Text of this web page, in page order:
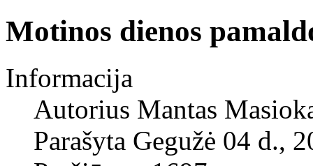
Motinos dienos
Informacija
Autorius Mantas
Parašyta Gegužė 04 d.,